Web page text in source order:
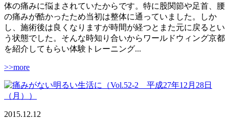
体の痛みに悩まされていたからです。特に股関節や足首、腰
の痛みが酷かったため当初は整体に通っていました。しか
し、施術後は良くなりますが時間が経つとまた元に戻るとい
う状態でした。そんな時知り合いからワールドウィング京都
を紹介してもらい体験トレーニング...
>>more
2015.12.12